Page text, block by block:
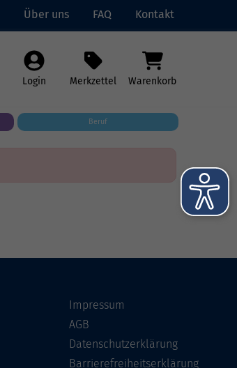
Über uns FAQ Kontakt
Login Merkzettel Warenkorb
Beruf
Impressum
AGB
Datenschutzerklärung
Barrierefreiheitserklärung